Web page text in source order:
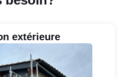
extérieure